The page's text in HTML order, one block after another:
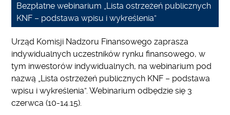
Bezpłatne webinarium „Lista ostrzeżeń publicznych
KNF – podstawa wpisu i wykreślenia”
Urząd Komisji Nadzoru Finansowego zaprasza
indywidualnych uczestników rynku finansowego, w
tym inwestorów indywidualnych, na webinarium pod
nazwą „Lista ostrzeżeń publicznych KNF – podstawa
wpisu i wykreślenia”. Webinarium odbędzie się 3
czerwca (10-14.15).